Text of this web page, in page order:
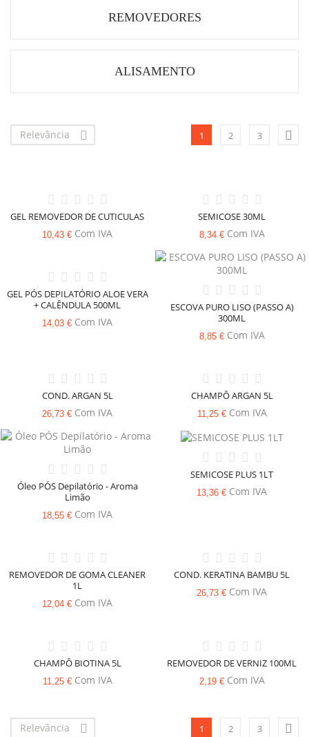
REMOVEDORES
ALISAMENTO
Relevância  1 2 3 
GEL REMOVEDOR DE CUTICULAS
10,43 € Com IVA
SEMICOSE 30ML
8,34 €Com IVA
GEL PÓS DEPILATÓRIO ALOE VERA
+ CALÊNDULA 500ML
14,03 € Com IVA
ESCOVA PURO LISO (PASSO A)
300ML
8,85 €Com IVA
COND. ARGAN 5L
26,73 € Com IVA
CHAMPÔ ARGAN 5L
11,25 €Com IVA
Óleo PÓS Depilatório - Aroma
Limão
18,55 € Com IVA
SEMICOSE PLUS 1LT
13,36 € Com IVA
REMOVEDOR DE GOMA CLEANER
1L
12,04 € Com IVA
COND. KERATINA BAMBU 5L
26,73 € Com IVA
CHAMPÔ BIOTINA 5L
11,25 €Com IVA
REMOVEDOR DE VERNIZ 100ML
2,19 €Com IVA
Relevância  1 2 3 